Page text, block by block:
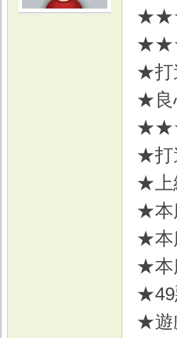
★打
★良
★打
★上
★本
★本
★本
★49
★遊